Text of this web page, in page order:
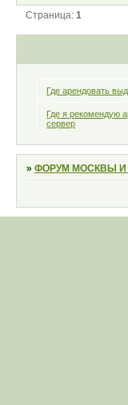
Страница:1
Где арендовать
Где я рекомендую
сервер
»ФОРУМ МОСКВЫ И